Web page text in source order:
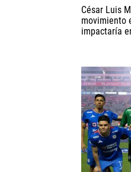
César Luis
movimiento
impactaría